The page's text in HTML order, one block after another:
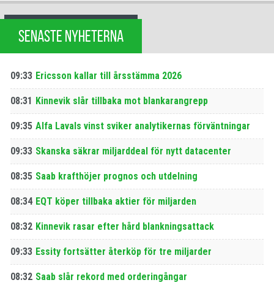
SENASTE NYHETERNA
09:33 Ericsson kallar till årsstämma 2026
08:31 Kinnevik slår tillbaka mot blankarangrepp
09:35 Alfa Lavals vinst sviker analytikernas förväntningar
09:33 Skanska säkrar miljarddeal för nytt datacenter
08:35 Saab krafthöjer prognos och utdelning
08:34 EQT köper tillbaka aktier för miljarden
08:32 Kinnevik rasar efter hård blankningsattack
09:33 Essity fortsätter återköp för tre miljarder
08:32 Saab slår rekord med orderingångar